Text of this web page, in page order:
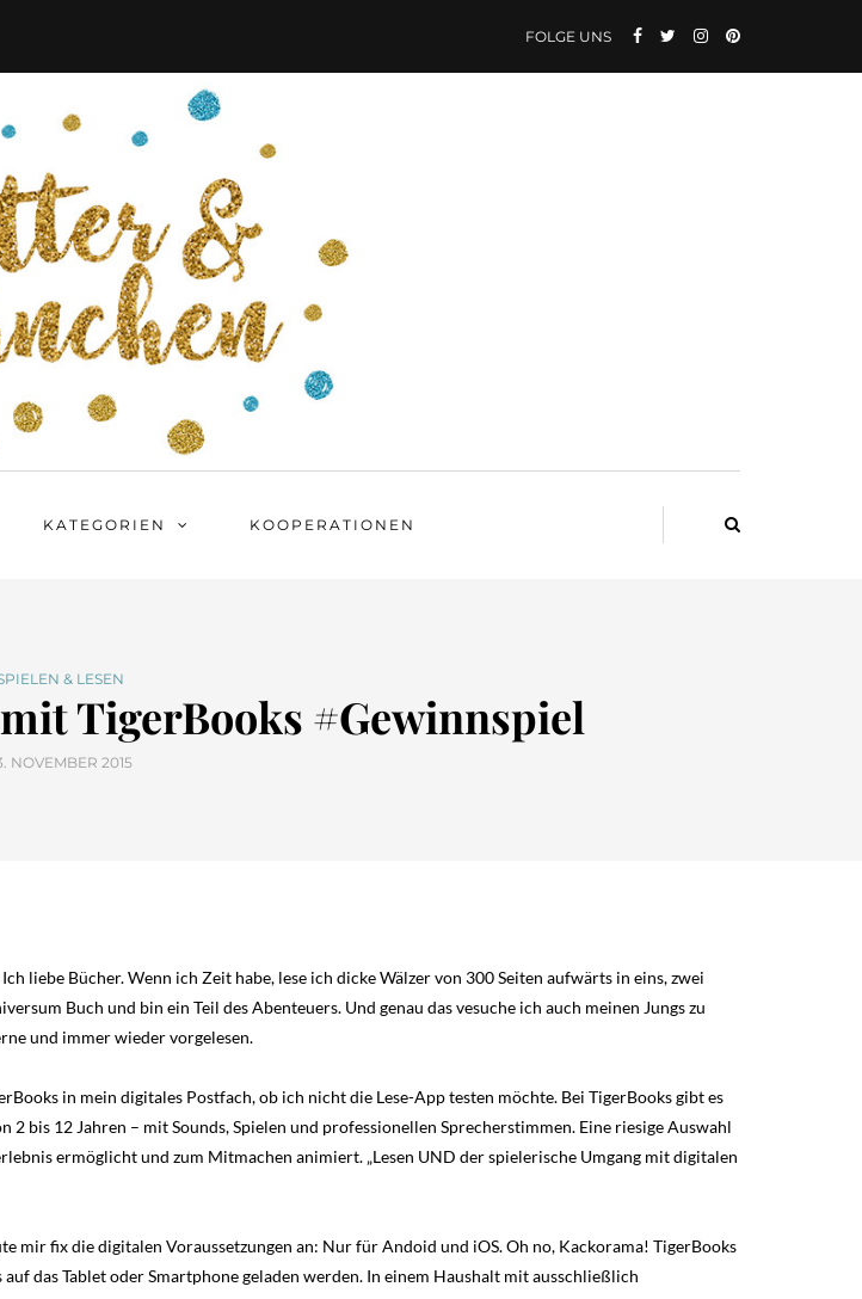
FOLGE UNS
KATEGORIEN KOOPERATIONEN
& LESEN
TigerBooks #Gewinnspiel
NOVEMBER 2015
liebe Bücher. Wenn ich Zeit habe, lese ich dicke Wälzer von 300 Seiten aufwärts in eins, zwei
Buch und bin ein Teil des Abenteuers. Und genau das vesuche ich auch meinen Jungs zu
und immer wieder vorgelesen.
in mein digitales Postfach, ob ich nicht die Lese-App testen möchte. Bei TigerBooks gibt es
bis 12 Jahren – mit Sounds, Spielen und professionellen Sprecherstimmen. Eine riesige Auswahl
ermöglicht und zum Mitmachen animiert. „Lesen UND der spielerische Umgang mit digitalen
mir fix die digitalen Voraussetzungen an: Nur für Andoid und iOS. Oh no, Kackorama! TigerBooks
das Tablet oder Smartphone geladen werden. In einem Haushalt mit ausschließlich